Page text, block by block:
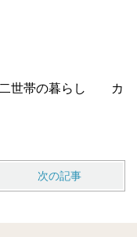
二世帯の暮らし カ
次の記事